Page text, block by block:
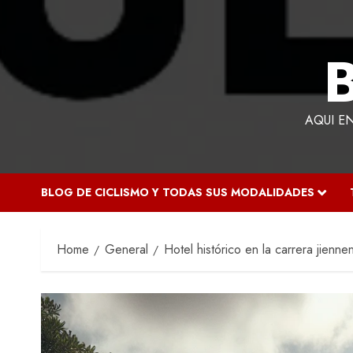
AQUI
BLOG DE CICLISMO Y TODAS SUS MODALIDADES
Home General Hotel histórico en la carrera